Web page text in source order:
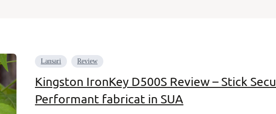
Lansari Review
Kingston IronKey D500S Review – Stick
Performant fabricat in SUA